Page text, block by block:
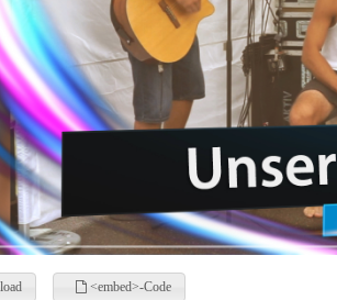
<embed>-Code